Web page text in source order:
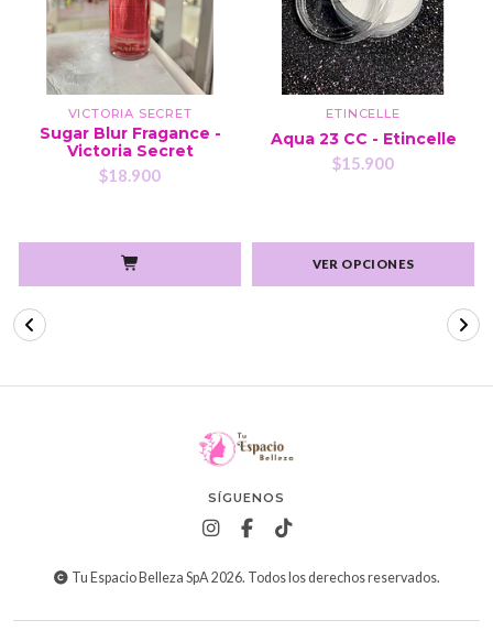
VICTORIA SECRET
Sugar Blur Fragance -
Victoria Secret
$18.900
ETINCELLE
Aqua 23 CC - Etincelle
$15.900
VER OPCIONES
SÍGUENOS
Tu Espacio Belleza SpA 2026. Todos los derechos reservados.